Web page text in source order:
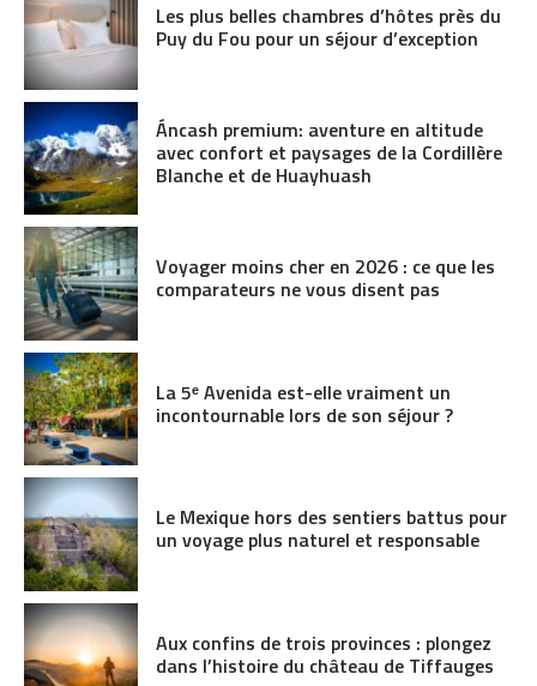
Les plus belles chambres d’hôtes près du
Puy du Fou pour un séjour d’exception
Áncash premium: aventure en altitude
avec confort et paysages de la Cordillère
Blanche et de Huayhuash
Voyager moins cher en 2026 : ce que les
comparateurs ne vous disent pas
La 5ᵉ Avenida est-elle vraiment un
incontournable lors de son séjour ?
Le Mexique hors des sentiers battus pour
un voyage plus naturel et responsable
Aux confins de trois provinces : plongez
dans l’histoire du château de Tiffauges